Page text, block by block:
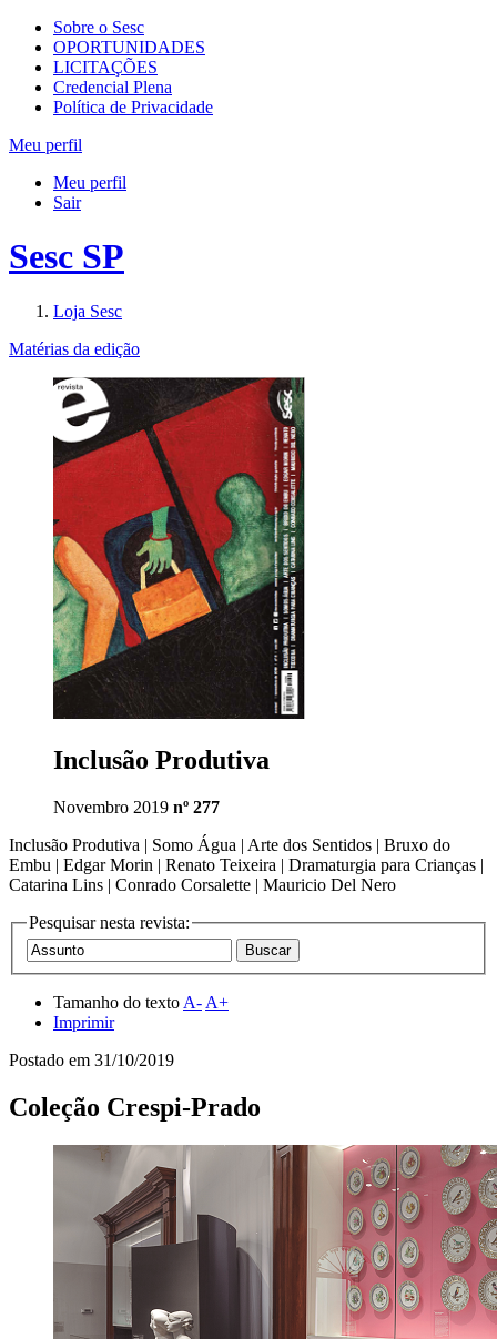
Sobre o Sesc
OPORTUNIDADES
LICITAÇÕES
Credencial Plena
Política de Privacidade
Meu perfil
Meu perfil
Sair
Sesc SP
Loja Sesc
Matérias da edição
Inclusão Produtiva
Novembro 2019 nº 277
Inclusão Produtiva | Somo Água | Arte dos Sentidos | Bruxo do
Embu | Edgar Morin | Renato Teixeira | Dramaturgia para Crianças |
Catarina Lins | Conrado Corsalette | Mauricio Del Nero
Pesquisar nesta revista:
Tamanho do texto A- A+
Imprimir
Postado em 31/10/2019
Coleção Crespi-Prado